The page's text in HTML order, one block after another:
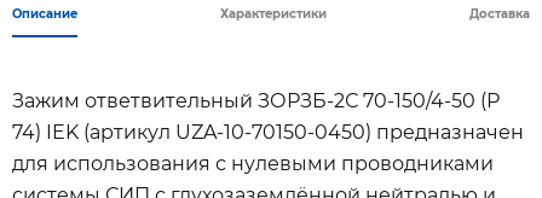
Описание Характеристики Доставка
Зажим ответвительный ЗОРЗБ-2С 70-150/4-50 (Р
74) IEK (артикул UZA-10-70150-0450) предназначен
для использования с нулевыми проводниками